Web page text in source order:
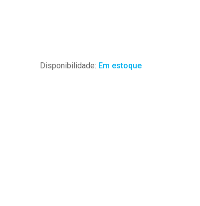
Disponibilidade: Em estoque